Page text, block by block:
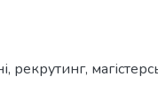
, рекрутинг,